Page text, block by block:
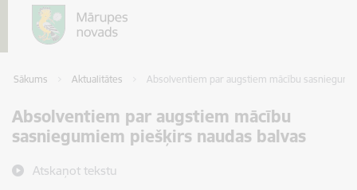
Sākums Aktualitātes Absolventiem par augstiem mācību
Absolventiem par augstiem mācību
sasniegumiem piešķirs naudas balvas
Atskaņot tekstu